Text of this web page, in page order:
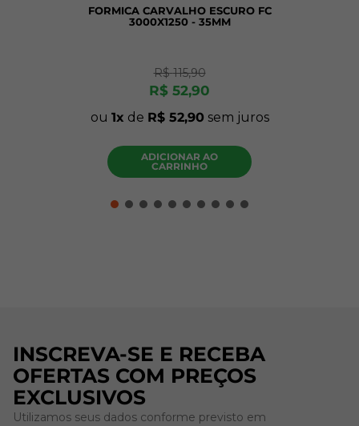
FORMICA CARVALHO ESCURO FC
3000X1250 - 35MM
R$ 115,90
R$ 52,90
ou 1 de R$ 52,90 sem juros
ADICIONAR AO
CARRINHO
INSCREVA-SE E RECEBA
OFERTAS COM PREÇOS
EXCLUSIVOS
Utilizamos seus dados conforme previsto em